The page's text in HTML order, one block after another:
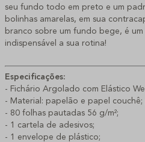
seu fundo todo em preto e um
bolinhas amarelas, em sua
branco sobre um fundo bege, é
indispensável a sua rotina!
Especificações:
- Fichário Argolado com Elástico
- Material: papelão e papel couchê;
- 80 folhas pautadas 56 g/m²;
- 1 cartela de adesivos;
- 1 envelope de plástico;